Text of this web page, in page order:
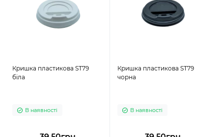
Кришка пластикова ST79
біла
В наявності
Кришка пластикова ST79
чорна
В наявності